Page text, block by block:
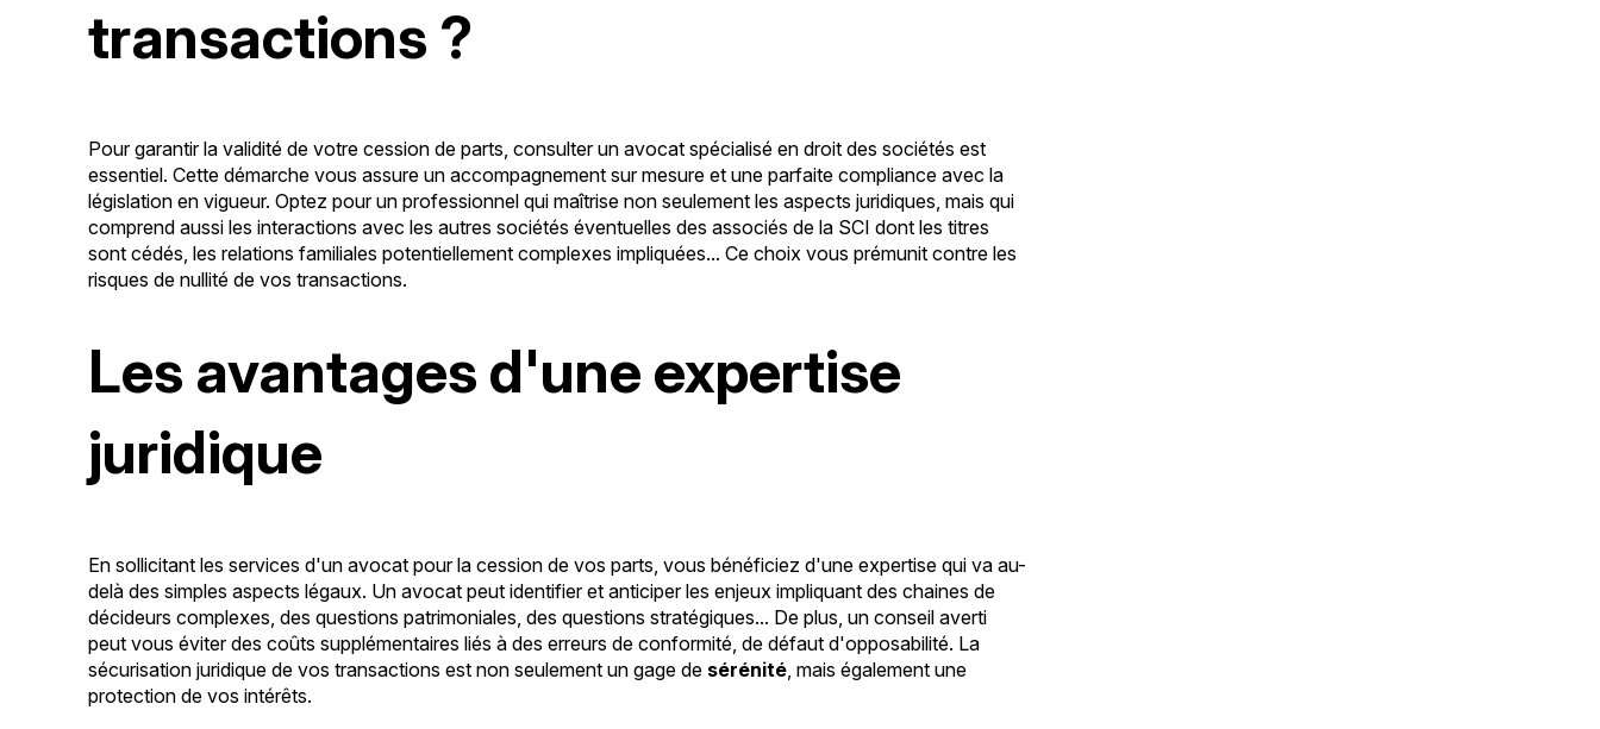
transactions ?
Pour garantir la validité de votre cession de parts, consulter un avocat spécialisé en droit des sociétés est
essentiel. Cette démarche vous assure un accompagnement sur mesure et une parfaite compliance avec la
législation en vigueur. Optez pour un professionnel qui maîtrise non seulement les aspects juridiques, mais qui
comprend aussi les interactions avec les autres sociétés éventuelles des associés de la SCI dont les titres
sont cédés, les relations familiales potentiellement complexes impliquées... Ce choix vous prémunit contre les
risques de nullité de vos transactions.
Les avantages d'une expertise
juridique
En sollicitant les services d'un avocat pour la cession de vos parts, vous bénéficiez d'une expertise qui va au-
delà des simples aspects légaux. Un avocat peut identifier et anticiper les enjeux impliquant des chaines de
décideurs complexes, des questions patrimoniales, des questions stratégiques... De plus, un conseil averti
peut vous éviter des coûts supplémentaires liés à des erreurs de conformité, de défaut d'opposabilité. La
sécurisation juridique de vos transactions est non seulement un gage de sérénité , mais également une
protection de vos intérêts.